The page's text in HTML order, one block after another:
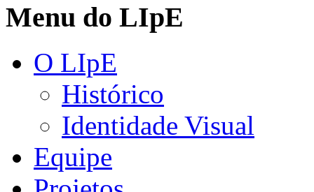
Menu do LIpE
O LIpE
Histórico
Identidade Visual
Equipe